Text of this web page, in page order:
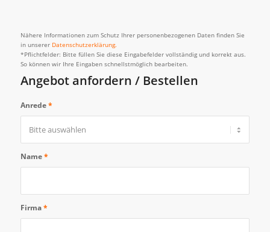
Nähere Informationen zum Schutz Ihrer personenbezogenen Daten finden Sie
in unserer Datenschutzerklärung.
*Pflichtfelder: Bitte füllen Sie diese Eingabefelder vollständig und korrekt aus.
So können wir Ihre Eingaben schnellstmöglich bearbeiten.
Angebot anfordern / Bestellen
Anrede*
Name*
Firma*